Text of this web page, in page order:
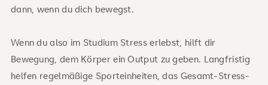
dann, wenn du dich bewegst.
Wenn du also im Studium Stress erlebst, hilft dir
Bewegung, dem Körper ein Output zu geben. Langfristig
helfen regelmäßige Sporteinheiten, das Gesamt-Stress-